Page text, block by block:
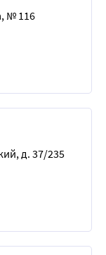
№ 116
д. 37/235